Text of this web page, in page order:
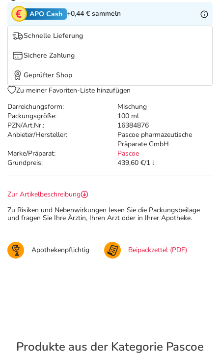
Tierapotheke
Vitamine & Mineralstoffe
Marken
Salus Deals
Darreichungsform:
Mischung
Packungsgröße:
100 ml
PZN/Art.Nr.:
16384876
Anbieter/Hersteller:
Pascoe pharmazeutische
Präparate GmbH
Marke/Präparat:
Pascoe
Grundpreis:
439,60 €/1 l
APO Cash +0,44 € sammeln
Schnelle Lieferung
Sichere Zahlung
Geprüfter Shop
Zu meiner Favoriten-Liste hinzufügen
Zur Artikelbeschreibung
Zu Risiken und Nebenwirkungen lesen Sie die Packungsbeilage
und fragen Sie Ihre Ärztin, Ihren Arzt oder in Ihrer Apotheke.
Apothekenpflichtig Beipackzettel (PDF)
Produkte aus der Kategorie Pascoe